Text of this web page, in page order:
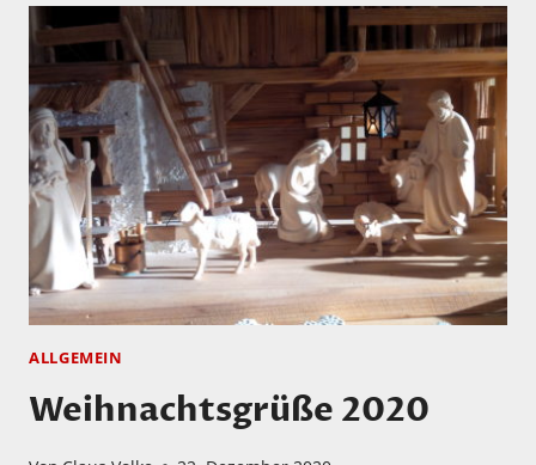
ALLGEMEIN
Weihnachtsgrüße 2020